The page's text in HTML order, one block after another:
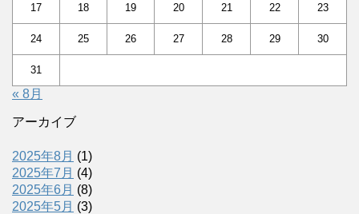
17 18 19 20 21 22 23
24 25 26 27 28 29 30
31
« 8月
アーカイブ
2025年8月 (1)
2025年7月 (4)
2025年6月 (8)
2025年5月 (3)